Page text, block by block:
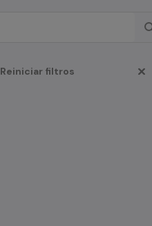
Reiniciar filtros